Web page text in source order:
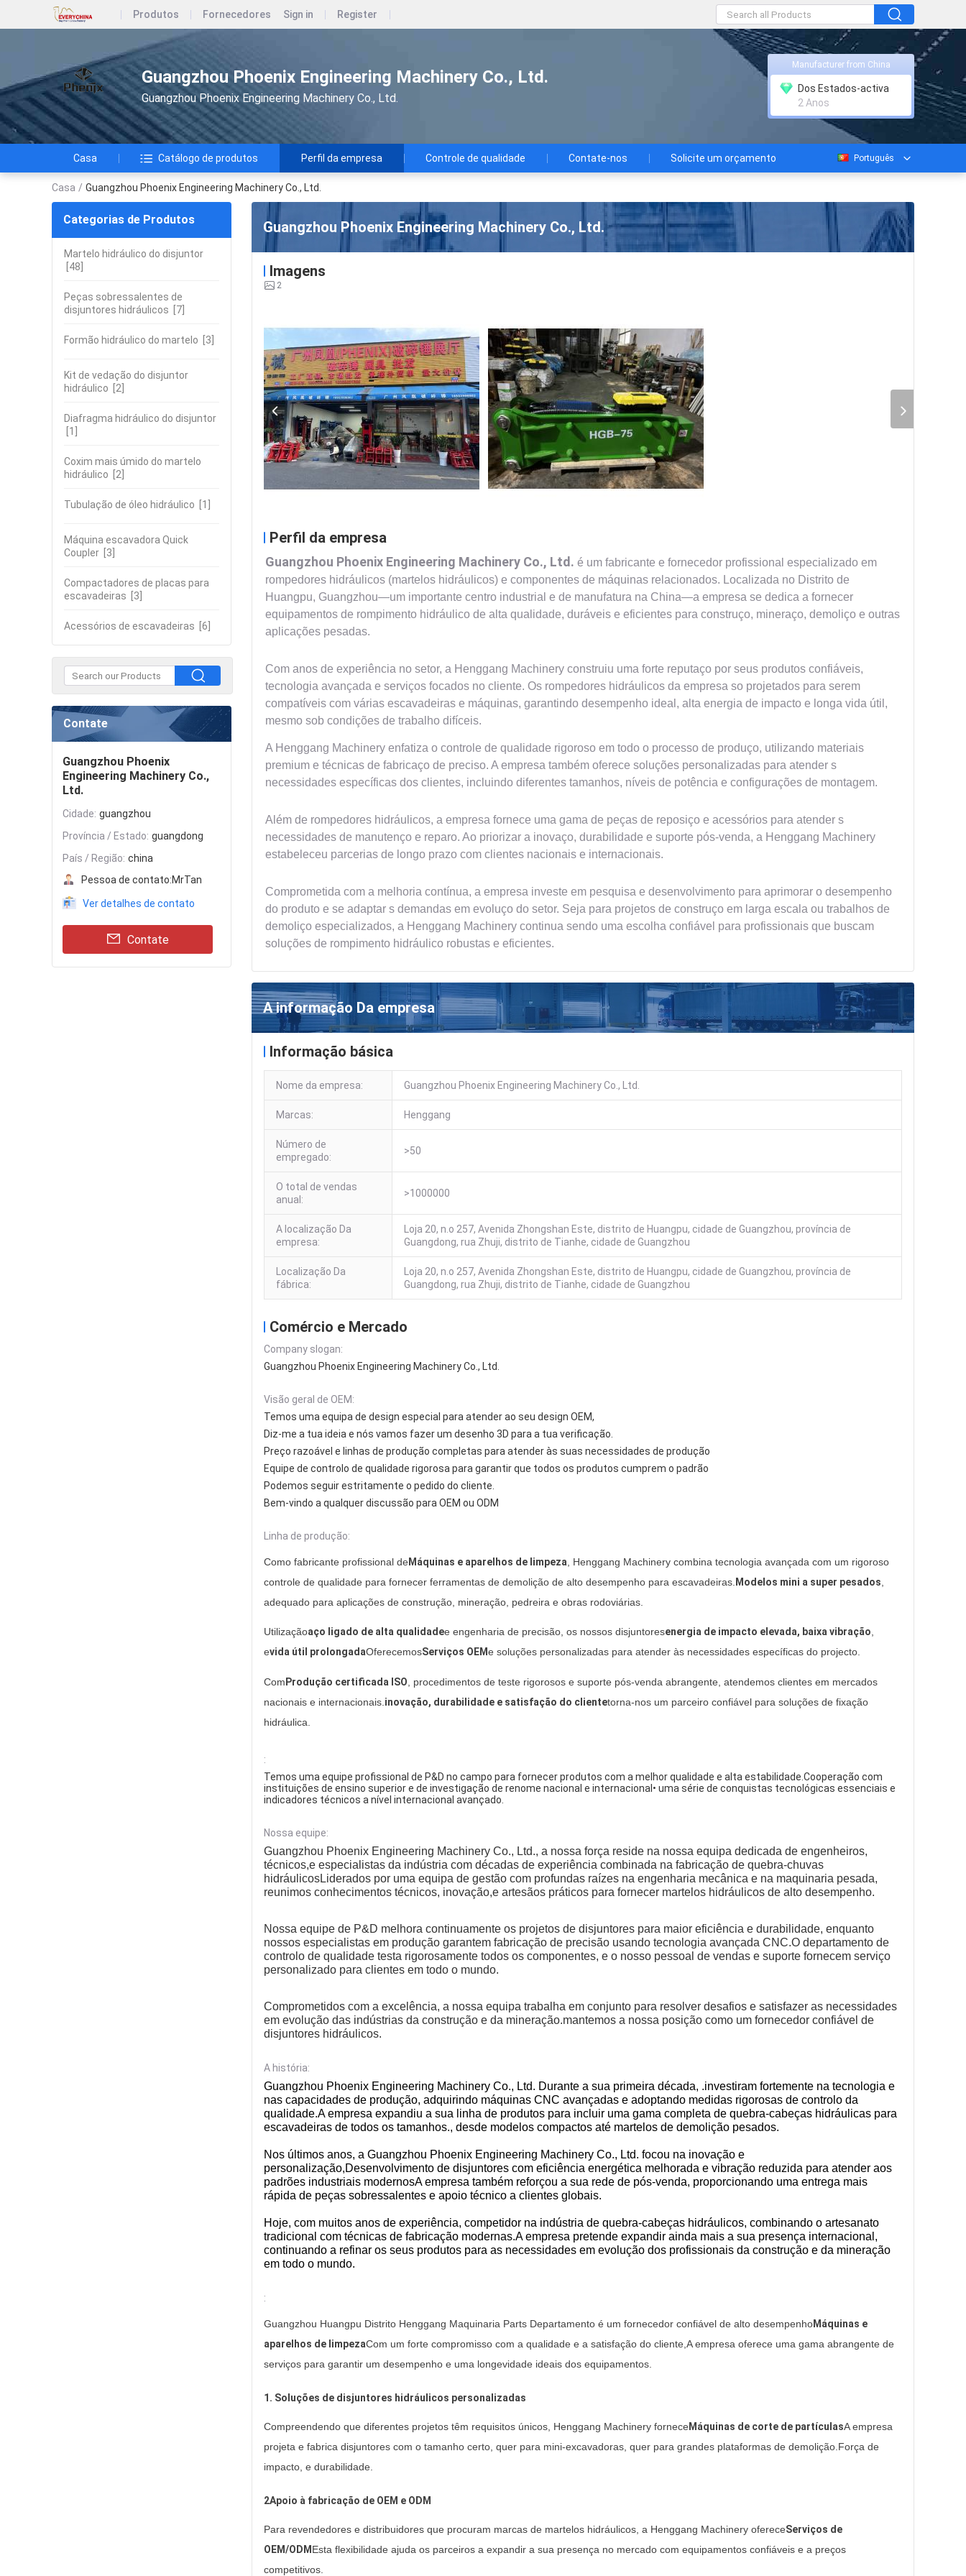
Produtos Fornecedores Sign in Register
Guangzhou Phoenix Engineering Machinery Co., Ltd.
Guangzhou Phoenix Engineering Machinery Co., Ltd.
Manufacturer from China
Dos Estados-activa
2 Anos
Casa Catálogo de produtos Perfil da empresa Controle de qualidade Contate-nos Solicite um orçamento Português
Casa / Guangzhou Phoenix Engineering Machinery Co., Ltd.
Categorias de Produtos
Martelo hidráulico do disjuntor
[48]
Peças sobressalentes de
disjuntores hidráulicos [7]
Formão hidráulico do martelo [3]
Kit de vedação do disjuntor
hidráulico [2]
Diafragma hidráulico do disjuntor
[1]
Coxim mais úmido do martelo
hidráulico [2]
Tubulação de óleo hidráulico [1]
Máquina escavadora Quick
Coupler [3]
Compactadores de placas para
escavadeiras [3]
Acessórios de escavadeiras [6]
Contate
Guangzhou Phoenix
Engineering Machinery Co.,
Ltd.
Cidade: guangzhou
Província / Estado: guangdong
País / Região: china
Pessoa de contato:MrTan
Ver detalhes de contato
Contate
Guangzhou Phoenix Engineering Machinery Co., Ltd.
Imagens
2
Perfil da empresa
Guangzhou Phoenix Engineering Machinery Co., Ltd. é um fabricante e fornecedor profissional especializado em
rompedores hidráulicos (martelos hidráulicos) e componentes de máquinas relacionados. Localizada no Distrito de
Huangpu, Guangzhou—um importante centro industrial e de manufatura na China—a empresa se dedica a fornecer
equipamentos de rompimento hidráulico de alta qualidade, duráveis e eficientes para construço, mineraço, demoliço e outras
aplicações pesadas.
Com anos de experiência no setor, a Henggang Machinery construiu uma forte reputaço por seus produtos confiáveis,
tecnologia avançada e serviços focados no cliente. Os rompedores hidráulicos da empresa so projetados para serem
compatíveis com várias escavadeiras e máquinas, garantindo desempenho ideal, alta energia de impacto e longa vida útil,
mesmo sob condições de trabalho difíceis.
A Henggang Machinery enfatiza o controle de qualidade rigoroso em todo o processo de produço, utilizando materiais
premium e técnicas de fabricaço de preciso. A empresa também oferece soluções personalizadas para atender s
necessidades específicas dos clientes, incluindo diferentes tamanhos, níveis de potência e configurações de montagem.
Além de rompedores hidráulicos, a empresa fornece uma gama de peças de reposiço e acessórios para atender s
necessidades de manutenço e reparo. Ao priorizar a inovaço, durabilidade e suporte pós-venda, a Henggang Machinery
estabeleceu parcerias de longo prazo com clientes nacionais e internacionais.
Comprometida com a melhoria contínua, a empresa investe em pesquisa e desenvolvimento para aprimorar o desempenho
do produto e se adaptar s demandas em evoluço do setor. Seja para projetos de construço em larga escala ou trabalhos de
demoliço especializados, a Henggang Machinery continua sendo uma escolha confiável para profissionais que buscam
soluções de rompimento hidráulico robustas e eficientes.
A informação Da empresa
Informação básica
Nome da empresa: Guangzhou Phoenix Engineering Machinery Co., Ltd.
Marcas: Henggang
Número de
empregado:
>50
O total de vendas
anual:
>1000000
A localização Da
empresa:
Loja 20, n.o 257, Avenida Zhongshan Este, distrito de Huangpu, cidade de Guangzhou, província de
Guangdong, rua Zhuji, distrito de Tianhe, cidade de Guangzhou
Localização Da
fábrica:
Loja 20, n.o 257, Avenida Zhongshan Este, distrito de Huangpu, cidade de Guangzhou, província de
Guangdong, rua Zhuji, distrito de Tianhe, cidade de Guangzhou
Comércio e Mercado
Company slogan:
Guangzhou Phoenix Engineering Machinery Co., Ltd.
Visão geral de OEM:
Temos uma equipa de design especial para atender ao seu design OEM,
Diz-me a tua ideia e nós vamos fazer um desenho 3D para a tua verificação.
Preço razoável e linhas de produção completas para atender às suas necessidades de produção
Equipe de controlo de qualidade rigorosa para garantir que todos os produtos cumprem o padrão
Podemos seguir estritamente o pedido do cliente.
Bem-vindo a qualquer discussão para OEM ou ODM
Linha de produção:
Como fabricante profissional de Máquinas e aparelhos de limpeza , Henggang Machinery combina tecnologia avançada com um rigoroso
controle de qualidade para fornecer ferramentas de demolição de alto desempenho para escavadeiras. Modelos mini a super pesados
adequado para aplicações de construção, mineração, pedreira e obras rodoviárias.
Utilizaçãoaço ligado de alta qualidadee engenharia de precisão, os nossos disjuntoresenergia de impacto elevada, baixa vibração,
evida útil prolongadaOferecemosServiços OEMe soluções personalizadas para atender às necessidades específicas do projecto.
Com Produção certificada ISO , procedimentos de teste rigorosos e suporte pós-venda abrangente, atendemos clientes em mercados
nacionais e internacionais. inovação, durabilidade e satisfação do clientetorna-nos um parceiro confiável para soluções de fixação
hidráulica.
:
Temos uma equipe profissional de P&D no campo para fornecer produtos com a melhor qualidade e alta estabilidade.Cooperação com
instituições de ensino superior e de investigação de renome nacional e internacional• uma série de conquistas tecnológicas essenciais e
indicadores técnicos a nível internacional avançado.
Nossa equipe:
Guangzhou Phoenix Engineering Machinery Co., Ltd., a nossa força reside na nossa equipa dedicada de engenheiros,
técnicos,e especialistas da indústria com décadas de experiência combinada na fabricação de quebra-chuvas
hidráulicosLiderados por uma equipa de gestão com profundas raízes na engenharia mecânica e na maquinaria pesada,
reunimos conhecimentos técnicos, inovação,e artesãos práticos para fornecer martelos hidráulicos de alto desempenho.
Nossa equipe de P&D melhora continuamente os projetos de disjuntores para maior eficiência e durabilidade, enquanto
nossos especialistas em produção garantem fabricação de precisão usando tecnologia avançada CNC.O departamento de
controlo de qualidade testa rigorosamente todos os componentes, e o nosso pessoal de vendas e suporte fornecem serviço
personalizado para clientes em todo o mundo.
Comprometidos com a excelência, a nossa equipa trabalha em conjunto para resolver desafios e satisfazer as necessidades
em evolução das indústrias da construção e da mineração.mantemos a nossa posição como um fornecedor confiável de
disjuntores hidráulicos.
A história:
Guangzhou Phoenix Engineering Machinery Co., Ltd. Durante a sua primeira década, .investiram fortemente na tecnologia e
nas capacidades de produção, adquirindo máquinas CNC avançadas e adoptando medidas rigorosas de controlo da
qualidade.A empresa expandiu a sua linha de produtos para incluir uma gama completa de quebra-cabeças hidráulicas para
escavadeiras de todos os tamanhos., desde modelos compactos até martelos de demolição pesados.
Nos últimos anos, a Guangzhou Phoenix Engineering Machinery Co., Ltd. focou na inovação e
personalização,Desenvolvimento de disjuntores com eficiência energética melhorada e vibração reduzida para atender aos
padrões industriais modernosA empresa também reforçou a sua rede de pós-venda, proporcionando uma entrega mais
rápida de peças sobressalentes e apoio técnico a clientes globais.
Hoje, com muitos anos de experiência, competidor na indústria de quebra-cabeças hidráulicos, combinando o artesanato
tradicional com técnicas de fabricação modernas.A empresa pretende expandir ainda mais a sua presença internacional,
continuando a refinar os seus produtos para as necessidades em evolução dos profissionais da construção e da mineração
em todo o mundo.
:
Guangzhou Huangpu Distrito Henggang Maquinaria Parts Departamento é um fornecedor confiável de alto desempenhoMáquinas e
aparelhos de limpezaCom um forte compromisso com a qualidade e a satisfação do cliente,A empresa oferece uma gama abrangente de
serviços para garantir um desempenho e uma longevidade ideais dos equipamentos.
1. Soluções de disjuntores hidráulicos personalizadas
Compreendendo que diferentes projetos têm requisitos únicos, Henggang Machinery fornece Máquinas de corte de partículasA empresa
projeta e fabrica disjuntores com o tamanho certo, quer para mini-excavadoras, quer para grandes plataformas de demolição.Força de
impacto, e durabilidade.
2Apoio à fabricação de OEM e ODM
Para revendedores e distribuidores que procuram marcas de martelos hidráulicos, a Henggang Machinery ofereceServiços de
OEM/ODM Esta flexibilidade ajuda os parceiros a expandir a sua presença no mercado com equipamentos confiáveis e a preços
competitivos.